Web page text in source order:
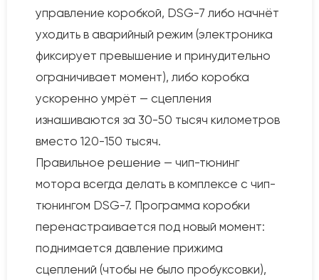
управление коробкой, DSG-7 либо начнёт
уходить в аварийный режим (электроника
фиксирует превышение и принудительно
ограничивает момент), либо коробка
ускоренно умрёт — сцепления
изнашиваются за 30-50 тысяч километров
вместо 120-150 тысяч.
Правильное решение — чип-тюнинг
мотора всегда делать в комплексе с чип-
тюнингом DSG-7. Программа коробки
перенастраивается под новый момент:
поднимается давление прижима
сцеплений (чтобы не было пробуксовки),